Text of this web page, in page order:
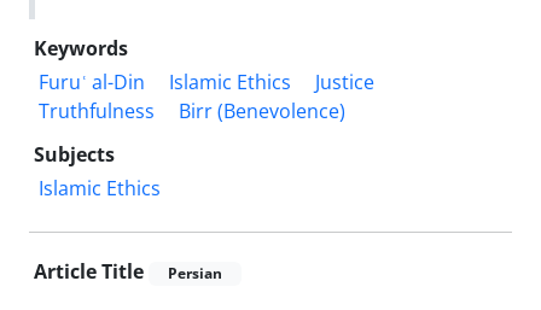
Keywords
Furuʿ al-Din
Islamic Ethics
Justice
Truthfulness
Birr (Benevolence)
Subjects
Islamic Ethics
Article Title Persian